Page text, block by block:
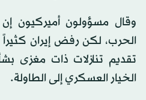
وقال مسؤولون أميركيون إن
الحرب، لكن رفض إيران
تقديم تنازلات ذات مغزى
الخيار العسكري إلى الطاولة.